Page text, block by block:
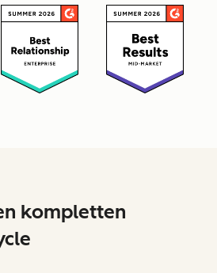
kompletten